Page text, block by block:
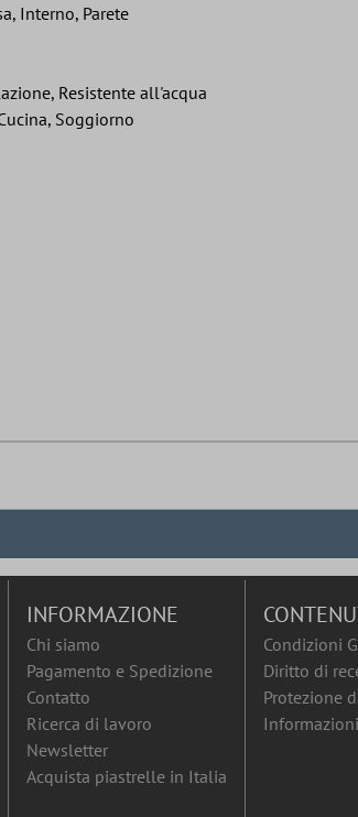
Interno, Parete
Resistente all'acqua
Soggiorno
INFORMAZIONE
Chi siamo
Pagamento e Spedizione
Contatto
Ricerca di lavoro
Newsletter
Acquista piastrelle in Italia
Condizioni
Diritto di
Protezione